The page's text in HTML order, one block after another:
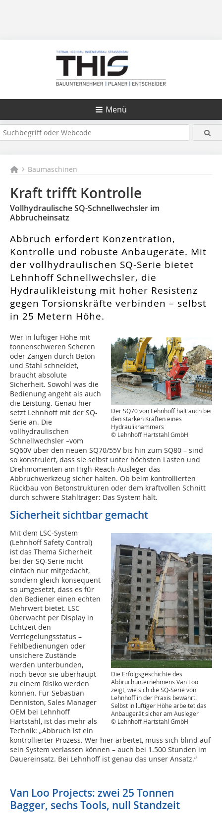
Menü
Baumaschinen
Kraft trifft Kontrolle
Vollhydraulische SQ-Schnellwechsler im
Abbrucheinsatz
Abbruch erfordert Konzentration,
Kontrolle und robuste Anbaugeräte. Mit
der vollhydraulischen SQ-Serie bietet
Lehnhoff Schnellwechsler, die
Hydraulikleistung mit hoher Resistenz
gegen Torsionskräfte verbinden – selbst
in 25 Metern Höhe.
Der SQ70 von Lehnhoff hält auch bei
den starken Kräften eines
Hydraulikhammers
© Lehnhoff Hartstahl GmbH
Wer in luftiger Höhe mit
tonnenschweren Scheren
oder Zangen durch Beton
und Stahl schneidet,
braucht absolute
Sicherheit. Sowohl was die
Bedienung angeht als auch
die Leistung. Genau hier
setzt Lehnhoff mit der SQ-
Serie an. Die
vollhydraulischen
Schnellwechsler –vom
SQ60V über den neuen SQ70/55V bis hin zum SQ80 – sind
so konstruiert, dass sie selbst unter höchsten Lasten und
Drehmomenten am High-Reach-Ausleger das
Abbruchwerkzeug sicher halten. Ob beim kontrollierten
Rückbau von Betonstrukturen oder dem kraftvollen Schnitt
durch schwere Stahlträger: Das System hält.
Sicherheit sichtbar gemacht
Die Erfolgsgeschichte des
Abbruchunternehmens Van Loo
zeigt, wie sich die SQ-Serie von
Lehnhoff in der Praxis bewährt.
Selbst in luftiger Höhe arbeitet das
Anbaugerät sicher am Ausleger
© Lehnhoff Hartstahl GmbH
Mit dem LSC-System
(Lehnhoff Safety Control)
ist das Thema Sicherheit
bei der SQ-Serie nicht
einfach nur mitgedacht,
sondern gleich konsequent
so umgesetzt, dass es für
den Bediener einen echten
Mehrwert bietet. LSC
überwacht per Display in
Echtzeit den
Verriegelungsstatus –
Fehlbedienungen oder
unsichere Zustände
werden unterbunden,
noch bevor sie überhaupt
zu einem Risiko werden
können. Für Sebastian
Denniston, Sales Manager
OEM bei Lehnhoff
Hartstahl, ist das mehr als
Technik: „Abbruch ist ein
kontrollierter Prozess. Wer hier arbeitet, muss sich blind auf
sein System verlassen können – auch bei 1.500 Stunden im
Dauereinsatz. Bei Lehnhoff ist genau das unser Ansatz.“
Van Loo Projects: zwei 25 Tonnen
Bagger, sechs Tools, null Standzeit